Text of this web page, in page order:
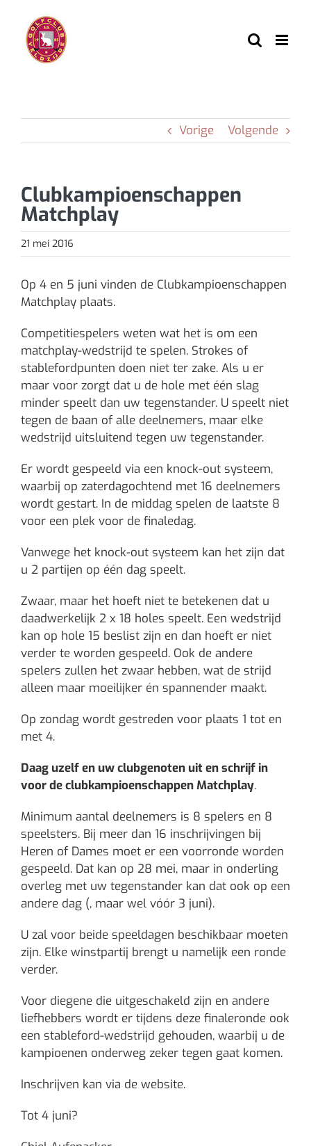
inhoud
Vorige Volgende
Clubkampioenschappen
Matchplay
21 mei 2016
Op 4 en 5 juni vinden de Clubkampioenschappen
Matchplay plaats.
Competitiespelers weten wat het is om een
matchplay-wedstrijd te spelen. Strokes of
stablefordpunten doen niet ter zake. Als u er
maar voor zorgt dat u de hole met één slag
minder speelt dan uw tegenstander. U speelt niet
tegen de baan of alle deelnemers, maar elke
wedstrijd uitsluitend tegen uw tegenstander.
Er wordt gespeeld via een knock-out systeem,
waarbij op zaterdagochtend met 16 deelnemers
wordt gestart. In de middag spelen de laatste 8
voor een plek voor de finaledag.
Vanwege het knock-out systeem kan het zijn dat
u 2 partijen op één dag speelt.
Zwaar, maar het hoeft niet te betekenen dat u
daadwerkelijk 2 x 18 holes speelt. Een wedstrijd
kan op hole 15 beslist zijn en dan hoeft er niet
verder te worden gespeeld. Ook de andere
spelers zullen het zwaar hebben, wat de strijd
alleen maar moeilijker én spannender maakt.
Op zondag wordt gestreden voor plaats 1 tot en
met 4.
Daag uzelf en uw clubgenoten uit en schrijf in
voor de clubkampioenschappen Matchplay.
Minimum aantal deelnemers is 8 spelers en 8
speelsters. Bij meer dan 16 inschrijvingen bij
Heren of Dames moet er een voorronde worden
gespeeld. Dat kan op 28 mei, maar in onderling
overleg met uw tegenstander kan dat ook op een
andere dag (, maar wel vóór 3 juni).
U zal voor beide speeldagen beschikbaar moeten
zijn. Elke winstpartij brengt u namelijk een ronde
verder.
Voor diegene die uitgeschakeld zijn en andere
liefhebbers wordt er tijdens deze finaleronde ook
een stableford-wedstrijd gehouden, waarbij u de
kampioenen onderweg zeker tegen gaat komen.
Inschrijven kan via de website.
Tot 4 juni?